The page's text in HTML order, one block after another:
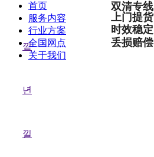
首页
服务内容
行业方案
全国网点
关于我们
双清专线
上门提货
时效稳定
丢损赔偿
낕
년
낄